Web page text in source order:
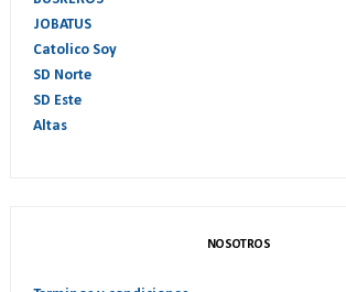
JOBATUS
Catolico Soy
SD Norte
SD Este
Altas
NOSOTROS